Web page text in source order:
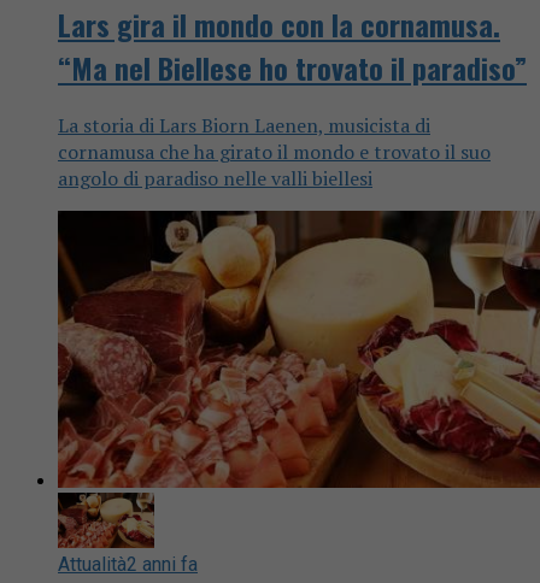
Lars gira il mondo con la cornamusa.
“Ma nel Biellese ho trovato il paradiso”
La storia di Lars Biorn Laenen, musicista di
cornamusa che ha girato il mondo e trovato il suo
angolo di paradiso nelle valli biellesi
Attualità2 anni fa